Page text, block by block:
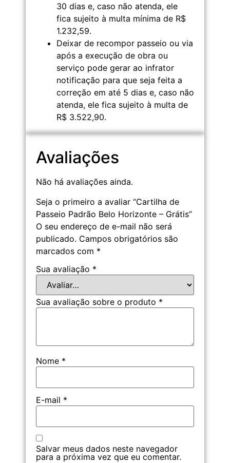
30 dias e, caso não atenda, ele
fica sujeito à multa mínima de R$
1.232,59.
Deixar de recompor passeio ou via
após a execução de obra ou
serviço pode gerar ao infrator
notificação para que seja feita a
correção em até 5 dias e, caso não
atenda, ele fica sujeito à multa de
R$ 3.522,90.
Avaliações
Não há avaliações ainda.
Seja o primeiro a avaliar “Cartilha de
Passeio Padrão Belo Horizonte – Grátis”
O seu endereço de e-mail não será
publicado. Campos obrigatórios são
marcados com *
Sua avaliação *
Sua avaliação sobre o produto *
Nome *
E-mail *
Salvar meus dados neste navegador
para a próxima vez que eu comentar.